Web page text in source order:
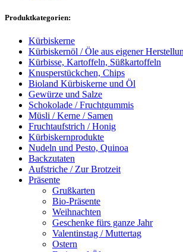
Produktkategorien:
Kürbiskerne
Kürbiskernöl / Öle aus eigener
Kürbisse, Kartoffeln, Süßkartoffeln
Knusperstückchen, Chips
Bioland Kürbiskerne und Öl
Gewürze und Salze
Schokolade / Fruchtgummis
Müsli / Kerne / Samen
Fruchtaufstrich / Honig
Kürbiskernprodukte
Nudeln und Pesto, Quinoa
Backzutaten
Aufstriche / Zur Brotzeit
Präsente
Grußkarten
Bio-Präsente
Weihnachten
Geschenke fürs ganze Jahr
Valentinstag / Muttertag
Ostern